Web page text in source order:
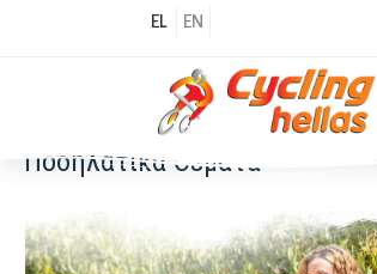
EL EN
Ποδηλατικά Θέματα